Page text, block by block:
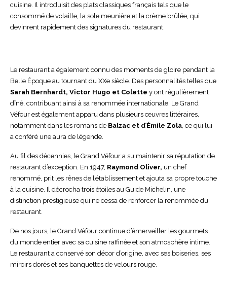
cuisine. Il introduisit des plats classiques français tels que le
consommé de volaille, la sole meunière et la crème brûlée, qui
devinrent rapidement des signatures du restaurant.
Le restaurant a également connu des moments de gloire pendant la
Belle Époque au tournant du XXe siècle. Des personnalités telles que
Sarah Bernhardt, Victor Hugo et Colette y ont régulièrement
dîné, contribuant ainsi à sa renommée internationale. Le Grand
Véfour est également apparu dans plusieurs œuvres littéraires,
notamment dans les romans de Balzac et d’Émile Zola , ce qui lui
a conféré une aura de légende.
Au fil des décennies, le Grand Véfour a su maintenir sa réputation de
restaurant d’exception. En 1947, Raymond Oliver, un chef
renommé, prit les rênes de l’établissement et ajouta sa propre touche
à la cuisine. Il décrocha trois étoiles au Guide Michelin, une
distinction prestigieuse qui ne cessa de renforcer la renommée du
restaurant.
De nos jours, le Grand Véfour continue d’émerveiller les gourmets
du monde entier avec sa cuisine raffinée et son atmosphère intime.
Le restaurant a conservé son décor d’origine, avec ses boiseries, ses
miroirs dorés et ses banquettes de velours rouge.